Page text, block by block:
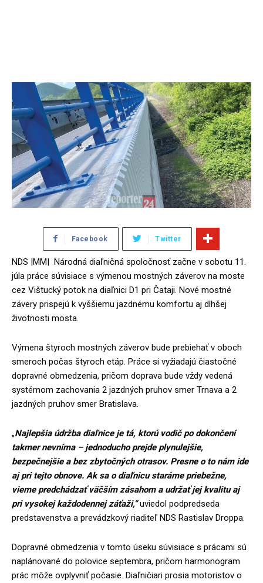
Facebook Twitter
NDS |MM| Národná diaľničná spoločnosť začne v sobotu 11.
júla práce súvisiace s výmenou mostných záverov na moste
cez Vištucký potok na diaľnici D1 pri Čataji. Nové mostné
závery prispejú k vyššiemu jazdnému komfortu aj dlhšej
životnosti mosta.
Výmena štyroch mostných záverov bude prebiehať v oboch
smeroch počas štyroch etáp. Práce si vyžiadajú čiastočné
dopravné obmedzenia, pričom doprava bude vždy vedená
systémom zachovania 2 jazdných pruhov smer Trnava a 2
jazdných pruhov smer Bratislava.
„Najlepšia údržba diaľnice je tá, ktorú vodič po dokončení
takmer nevníma – jednoducho prejde plynulejšie,
bezpečnejšie a bez zbytočných otrasov. Presne o to nám ide
aj pri tejto obnove. Ak sa o diaľnicu staráme priebežne,
vieme predchádzať väčším zásahom a udržať jej kvalitu aj
pri vysokej každodennej záťaži,“uviedol podpredseda
predstavenstva a prevádzkový riaditeľ NDS Rastislav Droppa.
Dopravné obmedzenia v tomto úseku súvisiace s prácami sú
naplánované do polovice septembra, pričom harmonogram
prác môže ovplyvniť počasie. Diaľničiari prosia motoristov o